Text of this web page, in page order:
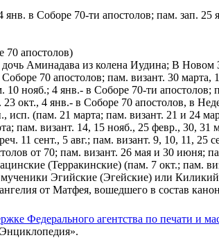
в Соборе 70-ти апостолов; пам. зап. 25
70 апостолов)
Аминадава из колена Иудина; В Новом
70 апостолов; пам. визант. 30 марта,
нояб.; 4 янв.- в Соборе 70-ти апостолов;
окт., 4 янв.- в Соборе 70 апостолов, в
(пам. 21 марта; пам. визант. 21 и 24
пам. визант. 14, 15 нояб., 25 февр., 30, 31
11 сент., 5 авг.; пам. визант. 9, 10, 11, 25
от 70; пам. визант. 26 мая и 30 июня;
(Терракинские) (пам. 7 окт.; пам.
Эгийские (Эгейские) или
от Матфея, вошедшего в состав
Федерального агентства по печати и